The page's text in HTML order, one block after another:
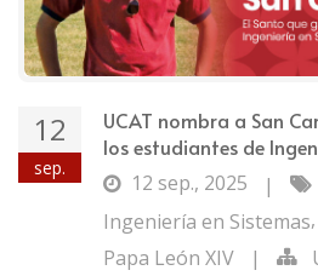
12
sep.
UCAT nombra a San
los estudiantes de
12 sep., 2025
|
Ingeniería en Sistemas,
Papa León XIV
|